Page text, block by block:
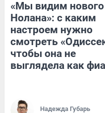
«Мы видим нового
Нолана»: с каким
настроем нужно
смотреть
чтобы она не
выглядела как
Надежда Губарь